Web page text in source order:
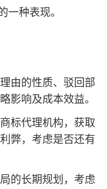
一种表现。
由的性质、驳回部
影响及成本效益。
标代理机构，获取
弊，考虑是否还有
的长期规划，考虑